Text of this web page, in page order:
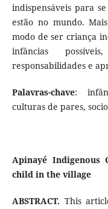
indispensáveis para
estão no mundo.
modo de ser criança
infâncias
responsabilidades e
Palavras-chave:
culturas de pares,
Apinayé Indigenous
child in the village
ABSTRACT. This